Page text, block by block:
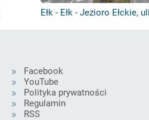
Ełk - Ełk - Jezioro Ełckie,
Facebook
YouTube
Polityka prywatności
Regulamin
RSS